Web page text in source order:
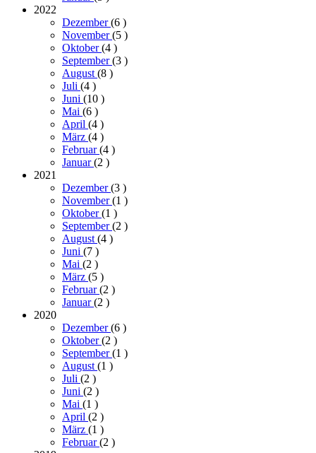
2022
Dezember(6 )
November(5 )
Oktober(4 )
September(3 )
August (8 )
Juli (4 )
Juni (10 )
Mai (6 )
April (4 )
März (4 )
Februar(4 )
Januar(2 )
2021
Dezember(3 )
November(1 )
Oktober(1 )
September(2 )
August (4 )
Juni (7 )
Mai (2 )
März (5 )
Februar(2 )
Januar(2 )
2020
Dezember(6 )
Oktober(2 )
September(1 )
August (1 )
Juli (2 )
Juni (2 )
Mai (1 )
April (2 )
März (1 )
Februar(2 )